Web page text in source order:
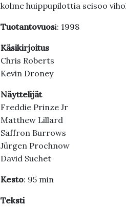
kolme huippupilottia seisoo
Tuotantovuosi: 1998
Käsikirjoitus
Chris Roberts
Kevin Droney
Näyttelijät
Freddie Prinze Jr
Matthew Lillard
Saffron Burrows
Jürgen Prochnow
David Suchet
Kesto: 95 min
Teksti